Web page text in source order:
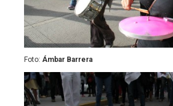
Foto: Ámbar Barrera